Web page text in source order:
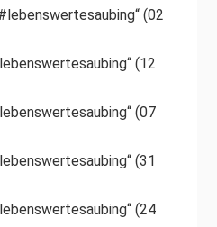
(02
(12
(07
(31
(24